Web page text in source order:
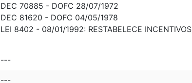
DEC 70885 - DOFC 28/07/1972
DEC 81620 - DOFC 04/05/1978
LEI 8402 - 08/01/1992: RESTABELECE
---
---